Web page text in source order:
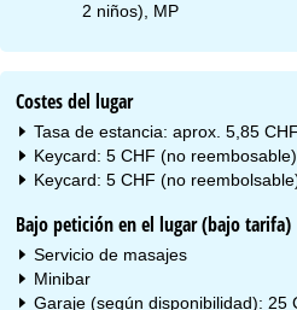
2 niños), MP
Costes del lugar
Tasa de estancia: aprox. 5,85
Keycard: 5 CHF (no reembosable)
Keycard: 5 CHF (no
Bajo petición en el lugar (bajo tarifa)
Servicio de masajes
Minibar
Garaje (según disponibilidad): 25